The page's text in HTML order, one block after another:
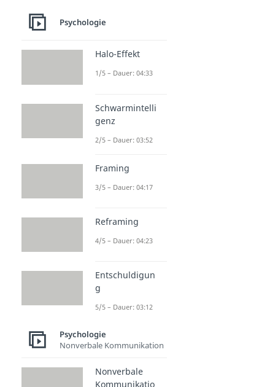
Dauer: 04:57
Psychologie
Halo-Effekt
1/5 – Dauer: 04:33
Schwarmintelli
genz
2/5 – Dauer: 03:52
Framing
3/5 – Dauer: 04:17
Reframing
4/5 – Dauer: 04:23
Entschuldigun
g
5/5 – Dauer: 03:12
Psychologie
Nonverbale Kommunikation
Nonverbale
Kommunikatio